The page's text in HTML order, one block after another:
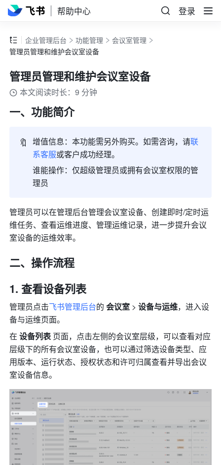
帮助中心 登录
企业管理后台 功能管理
会议室管理
管理员管理和维护会议室设备
管理员管理和维护会议室设备
本文阅读时长：9 分钟
一、功能简介
🔖 增值信息：本功能需另外购买。如需咨询，请联
系客服或客户成功经理。
谁能操作：仅超级管理员或拥有会议室权限的管
理员
管理员可以在管理后台管理会议室设备、创建即时/定时运
维任务、查看运维进度、管理运维记录，进一步提升会议
室设备的运维效率。
二、操作流程
查看设备列表
管理员点击飞书管理后台的 会议室 > 设备与运维，进入设
备与运维页面。
在 设备列表 页面，点击左侧的会议室层级，可以查看对应
层级下的所有会议室设备，也可以通过筛选设备类型、应
用版本、运行状态、授权状态和许可归属查看并导出会议
室设备信息。